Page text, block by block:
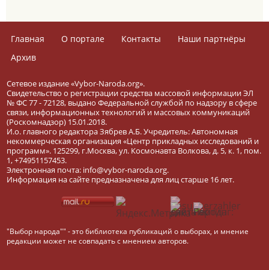
Главная О портале Контакты
Наши партнёры
Архив
Сетевое издание «Vybor-Naroda.org».
Свидетельство о регистрации средства массовой информации ЭЛ
№ ФС 77 - 72128, выдано Федеральной службой по надзору в сфере
связи, информационных технологий и массовых коммуникаций
(Роскомнадзор) 15.01.2018.
И.о. главного редактора Зябрев А.Б. Учредитель: Автономная
некоммерческая организация «Центр прикладных исследований и
программ». 125299, г.Москва, ул. Космонавта Волкова, д. 5, к. 1, пом.
1, +74951157453.
Электронная почта: info@vybor-naroda.org.
Информация на сайте предназначена для лиц старше 16 лет.
"Выбор народа"" - это библиотека публикаций о выборах, и мнение
редакции может не совпадать с мнением авторов.